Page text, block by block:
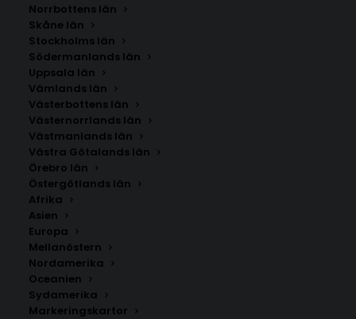
Norrbottens län
Skåne län
Stockholms län
Södermanlands län
Uppsala län
Vämlands län
Västerbottens län
Västernorrlands län
Västmanlands län
Västra Götalands län
Örebro län
Östergötlands län
Afrika
Asien
Europa
Mellanöstern
Nordamerika
Oceanien
Sydamerika
Markeringskartor
Kristiansand
Storlek
350.00kr
Handritad karta över Kristiansand i Norge.
Välj mellan fyra olika storlekar: 50×70 cm, 40×50 cm,